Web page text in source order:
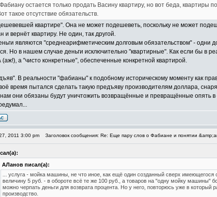
остается только продать Васину квартиру, но вот беда,
такое отсутствие обязательств.
квартире". Она не может подешеветь, поскольку не может
и вернёт квартиру. Не один, так другой.
являются "среднеарифметическим долговым обязательством" - одни
Но в нашем случае деньги исключительно "квартирные". Как если бы
а "чисто конкретные", обеспеченные конкретной квартирой.
В реальности "фабианы" к подобному историческому моменту как
время пытался сделать такую предъяву производителям доллара,
они обязаны будут уничтожить возвращённые и превращённые опять
2011 3:00 pm Заголовок сообщения: Re: Еще пару слов о Фабиане и понятии
АЛанов писал(а):
... услуга - мойка машины, не что иное, как ещё один созданный сверх имеющегося
величину 5 руб. - в обороте всё те же 100 руб., а товаров на "одну мойку машины"
можно черпать деньги для возврата процента. Но у него, повторюсь уже в
производство.